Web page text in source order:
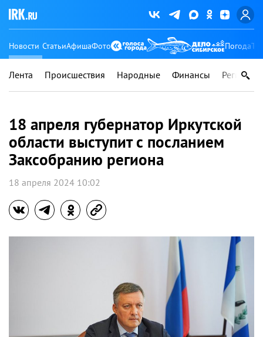
Новости СтатьиАфишаФото Погода
Лента Происшествия Народные Финансы Регионы
18 апреля губернатор Иркутской
области выступит с посланием
Заксобранию региона
18 апреля 2024 10:02